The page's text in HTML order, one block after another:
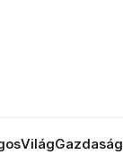
VilágGazdaság